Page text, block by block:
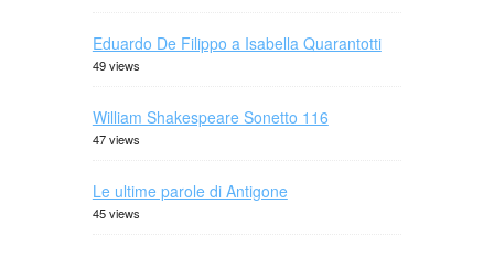
Eduardo De Filippo a Isabella Quarantotti
49 views
William Shakespeare Sonetto 116
47 views
Le ultime parole di Antigone
45 views